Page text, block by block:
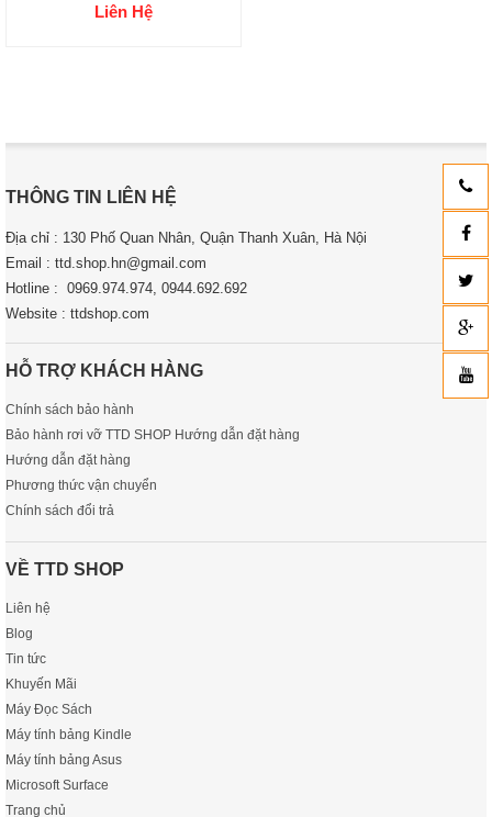
Liên Hệ
THÔNG TIN LIÊN HỆ
Địa chỉ : 130 Phố Quan Nhân, Quận Thanh Xuân, Hà Nội
Email : ttd.shop.hn@gmail.com
Hotline : 0969.974.974, 0944.692.692
Website : ttdshop.com
HỖ TRỢ KHÁCH HÀNG
Chính sách bảo hành
Bảo hành rơi vỡ TTD SHOP Hướng dẫn đặt hàng
Hướng dẫn đặt hàng
Phương thức vận chuyển
Chính sách đổi trả
VỀ TTD SHOP
Liên hệ
Blog
Tin tức
Khuyến Mãi
Máy Đọc Sách
Máy tính bảng Kindle
Máy tính bảng Asus
Microsoft Surface
Trang chủ